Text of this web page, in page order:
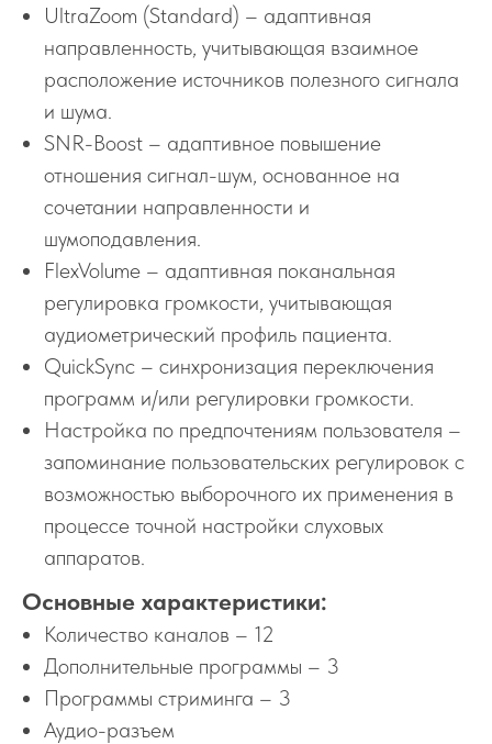
UltraZoom (Standard) – адаптивная
направленность, учитывающая взаимное
расположение источников полезного сигнала
и шума.
SNR-Boost – адаптивное повышение
отношения сигнал-шум, основанное на
сочетании направленности и
шумоподавления.
FlexVolume – адаптивная поканальная
регулировка громкости, учитывающая
аудиометрический профиль пациента.
QuickSync – синхронизация переключения
программ и/или регулировки громкости.
Настройка по предпочтениям пользователя –
запоминание пользовательских регулировок с
возможностью выборочного их применения в
процессе точной настройки слуховых
аппаратов.
Основные характеристики:
Количество каналов – 12
Дополнительные программы – 3
Программы стриминга – 3
Аудио-разъем